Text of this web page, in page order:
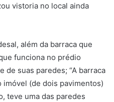
vistoria no local ainda
além da barraca que
funciona no prédio
de suas paredes; “A barraca
(de dois pavimentos)
teve uma das paredes